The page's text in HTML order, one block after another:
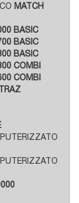
MATCH
BASIC
BASIC
BASIC
COMBI
COMBI